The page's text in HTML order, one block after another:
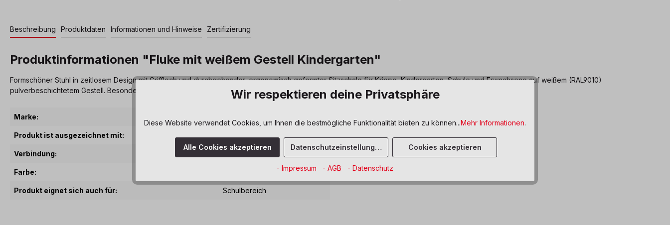
Beschreibung Produktdaten Informationen und Hinweise Zertifizierung
Produktinformationen "Fluke mit weißem Gestell Kindergarten"
Formschöner Stuhl in zeitlosem Design mit Griffloch und durchgehender, ergonomisch geformter Sitzschale für Krippe, Kindergarten, Schule und Erwachsene auf weißem (RAL9010)
pulverbeschichtetem Gestell. Besonders leicht zu tragen und zu stapeln. Die Schrägstellung der Beine gewährleistet Kippsicherheit.
Marke:
Produkt ist ausgezeichnet mit:
Verbindung: geschraubt
Farbe:
Produkt eignet sich auch für: Schulbereich
Wir respektieren deine Privatsphäre
Diese Website verwendet Cookies, um Ihnen die bestmögliche Funktionalität bieten zu können...Mehr Informationen.
Alle Cookies akzeptieren Datenschutzeinstellungen Cookies akzeptieren
- Impressum - AGB - Datenschutz